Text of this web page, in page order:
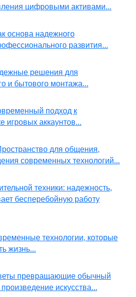
цифровыми активами...
основа надежного
развития...
решения для
и бытового монтажа...
подход к
игровых аккаунтов...
для общения,
современных технологий...
техники: надежность,
бесперебойную работу
технологии, которые
жизнь...
превращающие обычный
искусства...